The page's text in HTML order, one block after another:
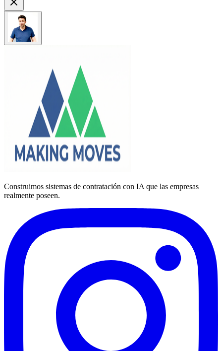
Construimos sistemas de contratación con IA que las empresas
realmente poseen.